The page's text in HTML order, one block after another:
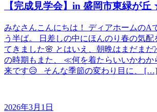
【完成見学会】in 盛岡市東緑が丘
みなさんこんにちは！ ディアホームのA
う半ば。 日差しの中にほんのり春の気配
てきました🌸 とはいえ、朝晩はまだまだ
の時期もまた、 ≪何を着たらいいかわか
来です😥 そんな季節の変わり目に、 […]
2026年3月1日